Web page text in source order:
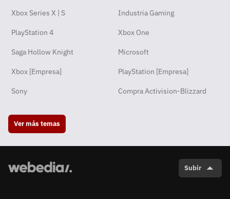
Xbox Series X | S Industria Gaming
PlayStation 4 Xbox One
Saga Hollow Knight Microsoft
Xbox [Empresa] PlayStation [Empresa]
Sony Compra Activision-Blizzard
Ver más temas
Subir